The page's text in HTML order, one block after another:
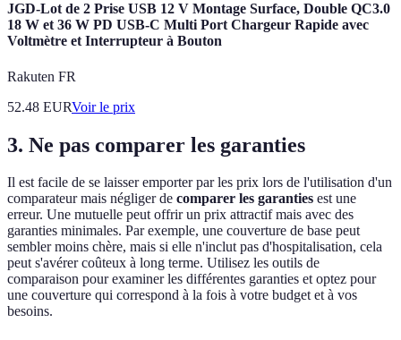
JGD-Lot de 2 Prise USB 12 V Montage Surface, Double QC3.0
18 W et 36 W PD USB-C Multi Port Chargeur Rapide avec
Voltmètre et Interrupteur à Bouton
Rakuten FR
52.48 EURVoir le prix
3. Ne pas comparer les garanties
Il est facile de se laisser emporter par les prix lors de l'utilisation d'un
comparateur mais négliger de comparer les garanties est une
erreur. Une mutuelle peut offrir un prix attractif mais avec des
garanties minimales. Par exemple, une couverture de base peut
sembler moins chère, mais si elle n'inclut pas d'hospitalisation, cela
peut s'avérer coûteux à long terme. Utilisez les outils de
comparaison pour examiner les différentes garanties et optez pour
une couverture qui correspond à la fois à votre budget et à vos
besoins.